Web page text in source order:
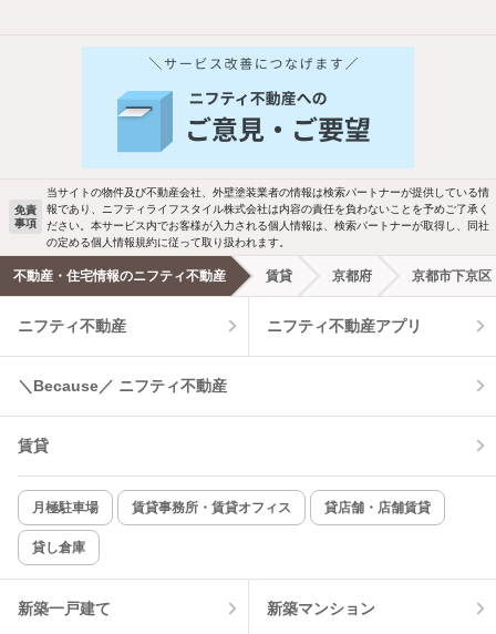
他の人はこんな条件で絞り込んでいます！
バス・トイレ別 2階以上
駐車場あり ペット相談
洗濯機置場あり 独立洗面台
エアコンあり 都市ガス
温水洗浄便座 オートロック
コンロ2口以上
新着のみ インターネット無料
該当件数:
14
免責
事項
当サイトの物件及び不動産会社、外壁塗装業者の情報は検索パートナーが提供している情
報であり、ニフティライフスタイル株式会社は内容の責任を負わないことを予めご了承く
ださい。本サービス内でお客様が入力される個人情報は、検索パートナーが取得し、同社
の定める個人情報規約に従って取り扱われます。
不動産・住宅情報のニフティ不動産 賃貸 京都府 京都市下京区
ニフティ不動産 ニフティ不動産アプリ
＼Because／ ニフティ不動産
賃貸
月極駐車場 賃貸事務所・賃貸オフィス 貸店舗・店舗賃貸
貸し倉庫
新築一戸建て 新築マンション